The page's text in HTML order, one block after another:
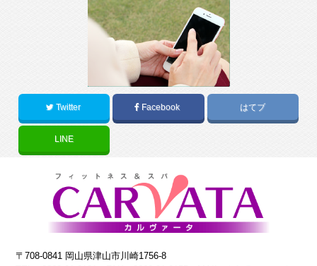
Twitter Facebook はてブ
LINE
〒708-0841 岡山県津山市川崎1756-8